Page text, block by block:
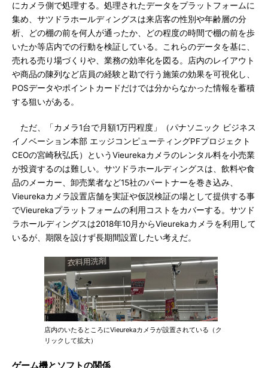
にカメラ側で処理する。処理されたデータをプラットフォームに
集め、サツドラホールディングスは来店客の性別や年齢層の分
析、どの棚の前を何人が通ったか、どの程度の時間で棚の前を歩
いたか等店内での行動を検証している。これらのデータを基に、
売れる売り場づくりや、業務の効率化を図る。店内のレイアウト
や商品の陳列など店員の経験と勘で行う施策の効果を可視化し、
POSデータやポイントカードだけでは分からなかった情報を蓄積
する狙いがある。
ただ、「カメラ1台で月額1万円程度」（パナソニック ビジネス
イノベーション本部 エッジコンピューティングPFプロジェクト
CEOの宮崎秋弘氏）というVieurekaカメラのレンタル料を小売業
が投資するのは難しい。サツドラホールディングスは、飲料や食
品のメーカー、卸売業者など15社のパートナーを巻き込み、
Vieurekaカメラ設置店舗を実証や仮説検証の場として提供する事
でVieurekaプラットフォームの利用コストをカバーする。サツド
ラホールディングスは2018年10月からVieurekaカメラを利用して
いるが、期限を設けず長期間設置したい考えだ。
店内のいたるところにVieurekaカメラが設置されている（ク
リックして拡大）
ゲーム機とソフトの関係